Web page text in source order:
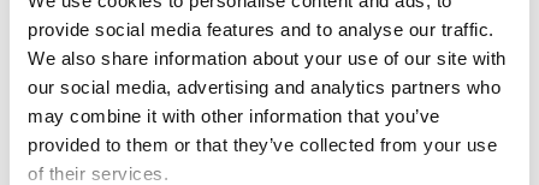
provide social media features and to analyse our traffic.
We also share information about your use of our site with
our social media, advertising and analytics partners who
may combine it with other information that you’ve
provided to them or that they’ve collected from your use
of their services.
restituição de salmoura. De salientar que está prevista a
produção de 800 litros de água potável por segundo de,
podendo chegar até 1.400 litros por segundo.
“Este projeto é um importante
contributo para a sustentabilidade